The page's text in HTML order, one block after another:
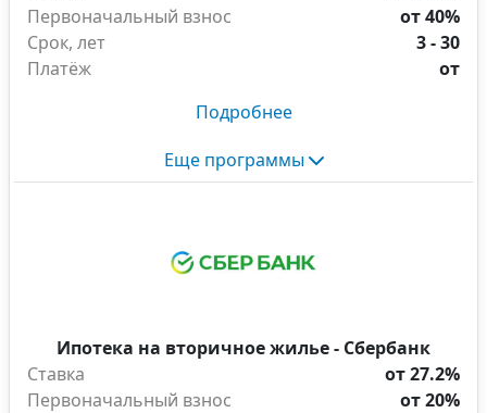
Первоначальный взнос
от 40%
Срок, лет
3 - 30
Платёж
от
Подробнее
Еще программы
Ипотека на вторичное жилье - Сбербанк
Ставка
от 27.2%
Первоначальный взнос
от 20%